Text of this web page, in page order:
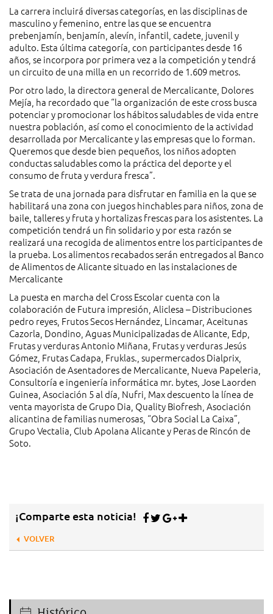
La carrera incluirá diversas categorías, en las disciplinas de
masculino y femenino, entre las que se encuentra
prebenjamín, benjamín, alevín, infantil, cadete, juvenil y
adulto. Esta última categoría, con participantes desde 16
años, se incorpora por primera vez a la competición y tendrá
un circuito de una milla en un recorrido de 1.609 metros.
Por otro lado, la directora general de Mercalicante, Dolores
Mejía, ha recordado que “la organización de este cross busca
potenciar y promocionar los hábitos saludables de vida entre
nuestra población, así como el conocimiento de la actividad
desarrollada por Mercalicante y las empresas que lo forman.
Queremos que desde bien pequeños, los niños adopten
conductas saludables como la práctica del deporte y el
consumo de fruta y verdura fresca”.
Se trata de una jornada para disfrutar en familia en la que se
habilitará una zona con juegos hinchables para niños, zona de
baile, talleres y fruta y hortalizas frescas para los asistentes. La
competición tendrá un fin solidario y por esta razón se
realizará una recogida de alimentos entre los participantes de
la prueba. Los alimentos recabados serán entregados al Banco
de Alimentos de Alicante situado en las instalaciones de
Mercalicante
La puesta en marcha del Cross Escolar cuenta con la
colaboración de Futura impresión, Aliclesa – Distribuciones
pedro reyes, Frutos Secos Hernández, Lincamar, Aceitunas
Cazorla, Dondino, Aguas Municipalizadas de Alicante, Edp,
Frutas y verduras Antonio Miñana, Frutas y verduras Jesús
Gómez, Frutas Cadapa, Fruklas., supermercados Dialprix,
Asociación de Asentadores de Mercalicante, Nueva Papeleria,
Consultoría e ingeniería informática mr. bytes, Jose Laorden
Guinea, Asociación 5 al día, Nufri, Max descuento la línea de
venta mayorista de Grupo Dia, Quality Biofresh, Asociación
alicantina de familias numerosas, “Obra Social La Caixa”,
Grupo Vectalia, Club Apolana Alicante y Peras de Rincón de
Soto.
¡Comparte esta noticia!
VOLVER